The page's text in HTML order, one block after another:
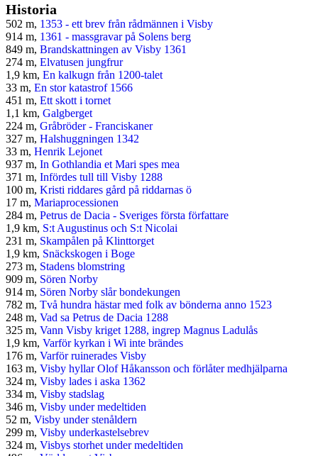
Historia
502 m, 1353 - ett brev från rådmännen i Visby
914 m, 1361 - massgravar på Solens berg
849 m, Brandskattningen av Visby 1361
274 m, Elvatusen jungfrur
1,9 km, En kalkugn från 1200-talet
33 m, En stor katastrof 1566
451 m, Ett skott i tornet
1,1 km, Galgberget
224 m, Gråbröder - Franciskaner
327 m, Halshuggningen 1342
33 m, Henrik Lejonet
937 m, In Gothlandia et Mari spes mea
371 m, Infördes tull till Visby 1288
100 m, Kristi riddares gård på riddarnas ö
17 m, Mariaprocessionen
284 m, Petrus de Dacia - Sveriges första författare
1,9 km, S:t Augustinus och S:t Nicolai
231 m, Skampålen på Klinttorget
1,9 km, Snäckskogen i Boge
273 m, Stadens blomstring
909 m, Sören Norby
914 m, Sören Norby slår bondekungen
782 m, Två hundra hästar med folk av bönderna anno 1523
248 m, Vad sa Petrus de Dacia 1288
325 m, Vann Visby kriget 1288, ingrep Magnus Ladulås
1,9 km, Varför kyrkan i Wi inte brändes
176 m, Varför ruinerades Visby
163 m, Visby hyllar Olof Håkansson och förlåter medhjälparna
324 m, Visby lades i aska 1362
334 m, Visby stadslag
346 m, Visby under medeltiden
52 m, Visby under stenåldern
299 m, Visby underkastelsebrev
324 m, Visbys storhet under medeltiden